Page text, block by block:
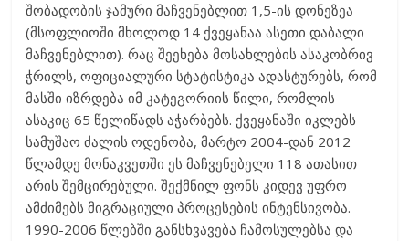
შობადობის ჯამური მაჩვენებლით 1,5-ის დონეზეა
(მსოფლიოში მხოლოდ 14 ქვეყანაა ასეთი დაბალი
მაჩვენებლით). რაც შეეხება მოსახლების ასაკობრივ
ჭრილს, ოფიციალური სტატისტიკა ადასტურებს, რომ
მასში იზრდება იმ კატეგორიის წილი, რომლის
ასაკიც 65 წელიწადს აჭარბებს. ქვეყანაში იკლებს
სამუშაო ძალის ოდენობა, მარტო 2004-დან 2012
წლამდე მონაკვეთში ეს მაჩვენებელი 118 ათასით
არის შემცირებული. შექმნილ ფონს კიდევ უფრო
ამძიმებს მიგრაციული პროცესების ინტენსივობა.
1990-2006 წლებში განსხვავება ჩამოსულებსა და